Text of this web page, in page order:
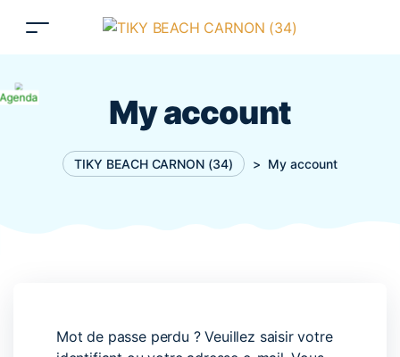
My account
TIKY BEACH CARNON (34) > My account
Mot de passe perdu ? Veuillez saisir votre
Agenda